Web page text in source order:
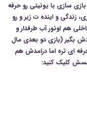
سازی با یونیتی رو حرفه
زندگی و اینده ت زیر و رو
هم اونور آب طرفدار و
بگیر (بازی دو بعدی مال
ای تره اما درامدش هم
کلیک کنید: